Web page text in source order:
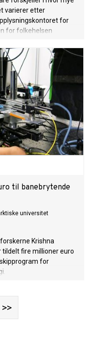
varierer etter
for
for folkehelsen
til banebrytende
universitet
Krishna
tildelt fire millioner euro
for
>>